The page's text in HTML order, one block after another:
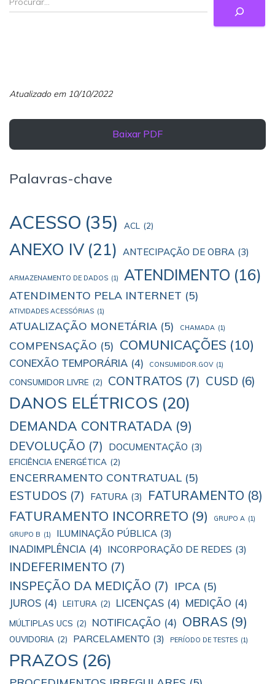
Atualizado em 10/10/2022
Baixar PDF
Palavras-chave
ACESSO (35) ACL (2)
ANEXO IV (21) ANTECIPAÇÃO DE OBRA (3)
ARMAZENAMENTO DE DADOS (1) ATENDIMENTO (16)
ATENDIMENTO PELA INTERNET (5)
ATIVIDADES ACESSÓRIAS (1)
ATUALIZAÇÃO MONETÁRIA (5) CHAMADA (1)
COMPENSAÇÃO (5) COMUNICAÇÕES (10)
CONEXÃO TEMPORÁRIA (4) CONSUMIDOR.GOV (1)
CONSUMIDOR LIVRE (2) CONTRATOS (7) CUSD (6)
DANOS ELÉTRICOS (20)
DEMANDA CONTRATADA (9)
DEVOLUÇÃO (7) DOCUMENTAÇÃO (3)
EFICIÊNCIA ENERGÉTICA (2)
ENCERRAMENTO CONTRATUAL (5)
ESTUDOS (7) FATURA (3) FATURAMENTO (8)
FATURAMENTO INCORRETO (9) GRUPO A (1)
GRUPO B (1) ILUMINAÇÃO PÚBLICA (3)
INADIMPLÊNCIA (4) INCORPORAÇÃO DE REDES (3)
INDEFERIMENTO (7)
INSPEÇÃO DA MEDIÇÃO (7) IPCA (5)
JUROS (4) LEITURA (2) LICENÇAS (4) MEDIÇÃO (4)
MÚLTIPLAS UCS (2) NOTIFICAÇÃO (4) OBRAS (9)
OUVIDORIA (2) PARCELAMENTO (3) PERÍODO DE TESTES (1)
PRAZOS (26)